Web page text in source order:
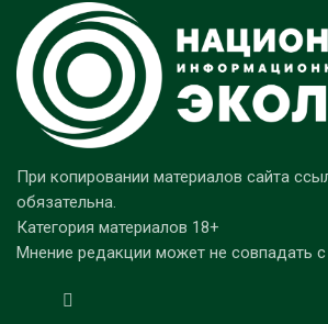
При копировании материалов сайта
обязательна.
Категория материалов 18+
Мнение редакции может не совпадать